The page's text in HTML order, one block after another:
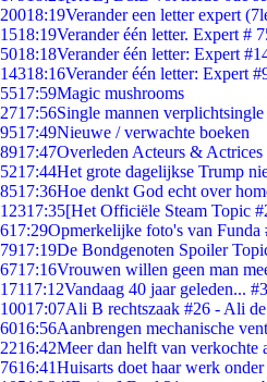
20018:19Verander een letter expert
1518:19Verander één letter. Expert #
5018:18Verander één letter: Expert
14318:16Verander één letter: Expert
5517:59Magic mushrooms
2717:56Single mannen verplichtsingle
9517:49Nieuwe / verwachte boeken
8917:47Overleden Acteurs & Actrices
5217:44Het grote dagelijkse Trump
8517:36Hoe denkt God echt over
12317:35[Het Officiële Steam Topic
617:29Opmerkelijke foto's van Funda
7917:19De Bondgenoten Spoiler
6717:16Vrouwen willen geen man
17117:12Vandaag 40 jaar geleden... #3
10017:07Ali B rechtszaak #26 - Ali
6016:56Aanbrengen mechanische
2216:42Meer dan helft van verkochte
7616:41Huisarts doet haar werk